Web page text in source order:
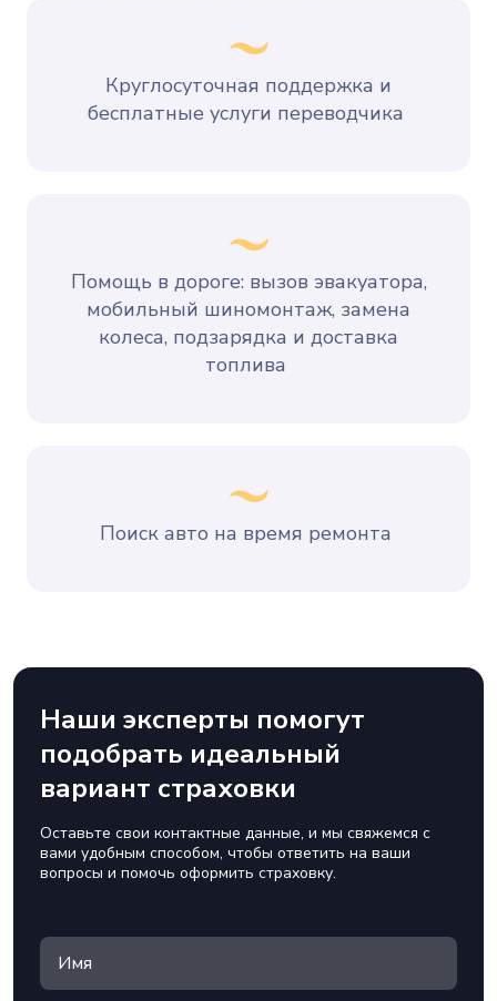
Круглосуточная поддержка и
бесплатные услуги переводчика
Помощь в дороге: вызов эвакуатора,
мобильный шиномонтаж, замена
колеса, подзарядка и доставка
топлива
Поиск авто на время ремонта
Наши эксперты помогут
подобрать идеальный
вариант страховки
Оставьте свои контактные данные, и мы свяжемся с
вами удобным способом, чтобы ответить на ваши
вопросы и помочь оформить страховку.